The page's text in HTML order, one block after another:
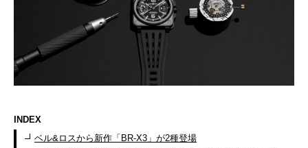
INDEX
ベル&ロスから新作「BR-X3」が2種登場